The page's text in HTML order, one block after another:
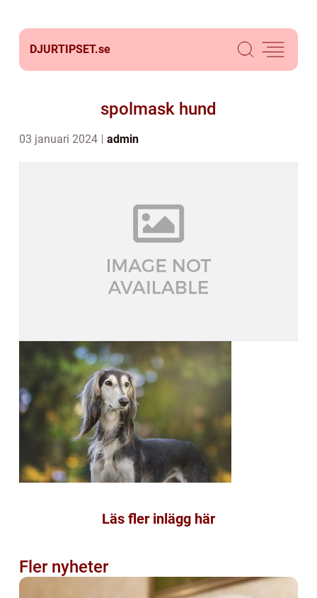
DJURTIPSET.se
spolmask hund
03 januari 2024 admin
Läs fler inlägg här
Fler nyheter